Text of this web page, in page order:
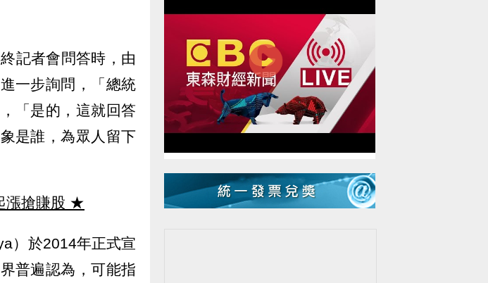
記者會問答時，由
一步詢問，「總統
「是的，這就回答
是誰，為眾人留下
漲搶賺股 ★
）於2014年正式宣
普遍認為，可能指